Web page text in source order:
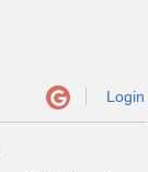
Login